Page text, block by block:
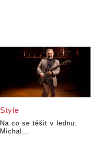
Style
Na co se těšit v lednu:
Michal...